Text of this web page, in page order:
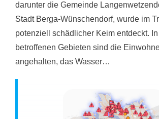
darunter die Gemeinde
Stadt Berga-Wünschendorf, wurde im
potenziell schädlicher Keim entdeckt.
betroffenen Gebieten sind die
angehalten, das Wasser…